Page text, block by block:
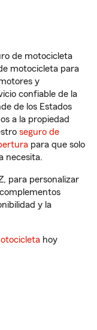
de motocicleta
motocicleta para
y
confiable de la
de los Estados
a la propiedad
seguro de
para que solo
necesita.
para personalizar
y la
hoy